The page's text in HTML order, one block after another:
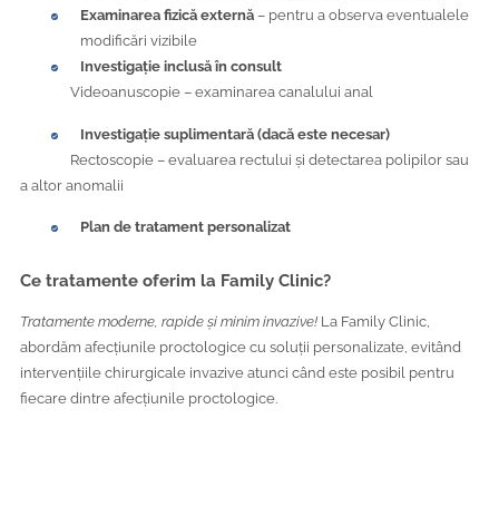
Examinarea fizică externă– pentru a observa eventualele
modificări vizibile
Investigație inclusă în consult
Videoanuscopie – examinarea canalului anal
Investigație suplimentară (dacă este necesar)
Rectoscopie – evaluarea rectului și detectarea polipilor sau
a altor anomalii
Plan de tratament personalizat
Ce tratamente oferim la Family Clinic?
Tratamente moderne, rapide și minim invazive!La Family Clinic,
abordăm afecțiunile proctologice cu soluții personalizate, evitând
intervențiile chirurgicale invazive atunci când este posibil pentru
fiecare dintre afecțiunile proctologice.